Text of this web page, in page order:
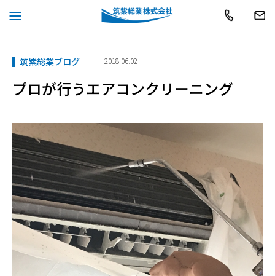
092-
17:00(年
お
TOP 筑紫総業ブログ
プ
が
行
ク
リ
ー
ニ
ン
グ
筑紫総業ブログ 2018.06.02
プロが行うエアコンクリーニング